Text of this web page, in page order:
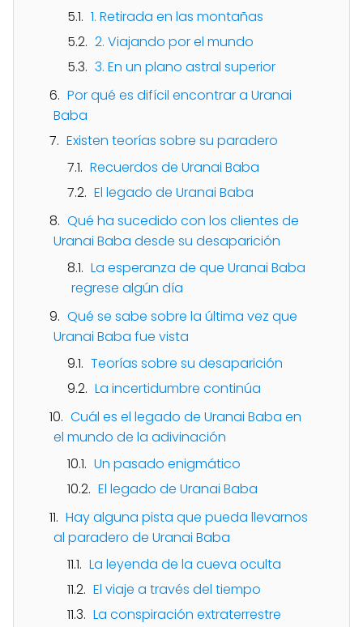
1. Retirada en las montañas
2. Viajando por el mundo
3. En un plano astral superior
Por qué es difícil encontrar a Uranai
Baba
Existen teorías sobre su paradero
Recuerdos de Uranai Baba
El legado de Uranai Baba
Qué ha sucedido con los clientes de
Uranai Baba desde su desaparición
La esperanza de que Uranai Baba
regrese algún día
Qué se sabe sobre la última vez que
Uranai Baba fue vista
Teorías sobre su desaparición
La incertidumbre continúa
Cuál es el legado de Uranai Baba en
el mundo de la adivinación
Un pasado enigmático
El legado de Uranai Baba
Hay alguna pista que pueda llevarnos
al paradero de Uranai Baba
La leyenda de la cueva oculta
El viaje a través del tiempo
La conspiración extraterrestre